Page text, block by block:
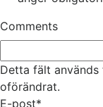
Comments
Detta fält används
oförändrat.
E-post*